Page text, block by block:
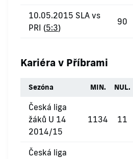
10.05.2015 SLA vs
PRI (5:3)
90
Kariéra v Příbrami
Sezóna MIN. NUL.
Česká liga
žáků U 14
2014/15
1134 11
Česká liga